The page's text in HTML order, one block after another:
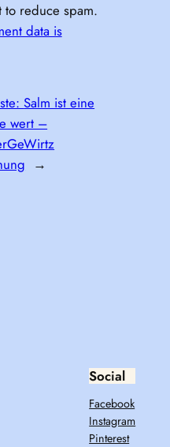
to reduce spam.
data is
Salm ist eine
wert –
→
Social
Facebook
Instagram
Pinterest